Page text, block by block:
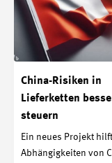
China-Risiken in
Lieferketten
steuern
Ein neues Projekt
Abhängigkeiten von